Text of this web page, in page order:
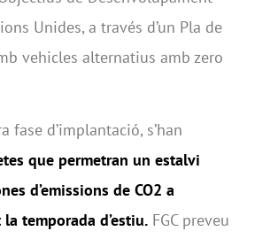
Unides, a través d’un Pla de
vehicles alternatius amb zero
fase d’implantació, s’han
que permetran un estalvi
d’emissions de CO2 a
temporada d’estiu. FGC preveu